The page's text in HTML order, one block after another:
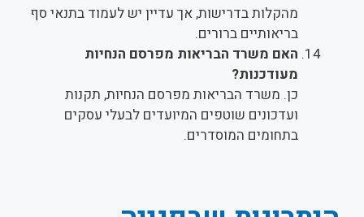
מהקלות בדרישות, אך עדיין יש לעמוד בתנאי סף
בריאותיים ברורים.
האם משרד הבריאות מפרסם הנחיות
מעודכנות?
כן. משרד הבריאות מפרסם הנחיות, תקנות
ועדכונים שוטפים המיועדים לבעלי עסקים
בתחומים המוסדרים.